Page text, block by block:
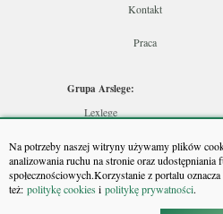
Na potrzeby naszej witryny używamy plików
analizowania ruchu na stronie oraz udostępniania
społecznościowych.Korzystanie z portalu oznacza
też: politykę cookiesi politykę prywatności.
Kontakt
Praca
Grupa Arslege:
Lexlege
Skarbowcy
Urzędnik
Rzeczoznawca